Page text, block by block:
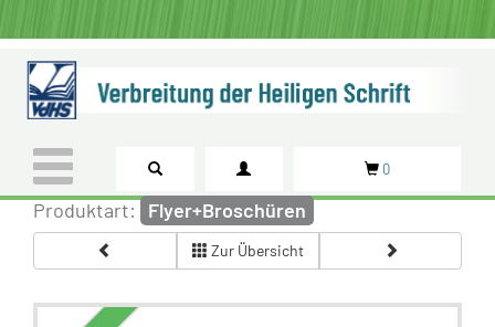
0
Produktart: Flyer+Broschüren
Zur Übersicht